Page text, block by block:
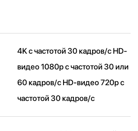
4K с частотой 30 кадров/ с HD-
видео 1080p с частотой 30 или
60 кадров/ с HD-видео 720p с
частотой 30 кадров/ с